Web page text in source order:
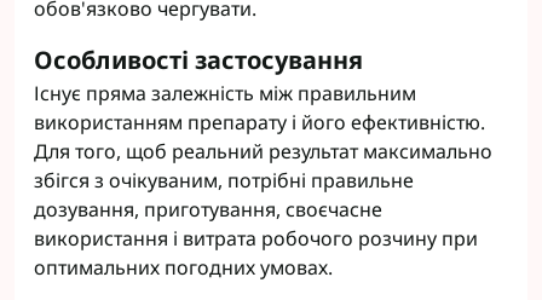
обов'язково чергувати.
Особливості застосування
Існує пряма залежність між правильним
використанням препарату і його ефективністю.
Для того, щоб реальний результат максимально
збігся з очікуваним, потрібні правильне
дозування, приготування, своєчасне
використання і витрата робочого розчину при
оптимальних погодних умовах.